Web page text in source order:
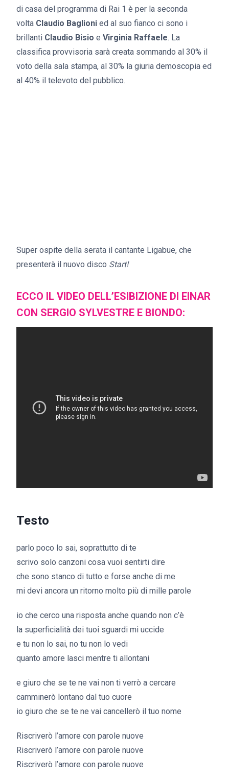
di casa del programma di Rai 1 è per la seconda
volta Claudio Baglioni ed al suo fianco ci sono i
brillanti Claudio Bisio e Virginia Raffaele. La
classifica provvisoria sarà creata sommando al 30% il
voto della sala stampa, al 30% la giuria demoscopia ed
al 40% il televoto del pubblico.
Super ospite della serata il cantante Ligabue, che
presenterà il nuovo disco Start!
ECCO IL VIDEO DELL’ESIBIZIONE DI EINAR
CON SERGIO SYLVESTRE E BIONDO:
Testo
parlo poco lo sai, soprattutto di te
scrivo solo canzoni cosa vuoi sentirti dire
che sono stanco di tutto e forse anche di me
mi devi ancora un ritorno molto più di mille parole
io che cerco una risposta anche quando non c’è
la superficialità dei tuoi sguardi mi uccide
e tu non lo sai, no tu non lo vedi
quanto amore lasci mentre ti allontani
e giuro che se te ne vai non ti verrò a cercare
camminerò lontano dal tuo cuore
io giuro che se te ne vai cancellerò il tuo nome
Riscriverò l’amore con parole nuove
Riscriverò l’amore con parole nuove
Riscriverò l’amore con parole nuove